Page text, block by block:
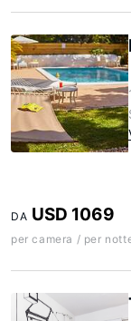
DA USD 1069
per camera / per